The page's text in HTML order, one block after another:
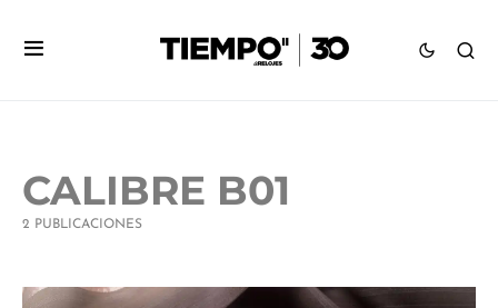
CALIBRE B01
2 PUBLICACIONES